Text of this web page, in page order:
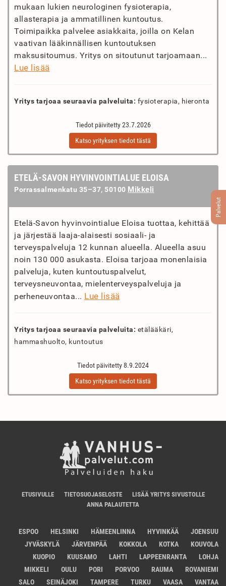
Palvelut
mukaan lukien neurologinen fysioterapia,
allasterapia ja ammatillinen kuntoutus.
Toimipaikka palvelee asiakkaita, joilla on Kelan
vaativan lääkinnällisen kuntoutuksen
maksusitoumus. Yritys on sitoutunut tarjoamaan...
Lue lisää
Yritys tarjoaa seuraavia palveluita: fysioterapia, hieronta
Tiedot päivitetty 23.7.2026
Katso yrityksen tiedot tästä
ETELÄ-SAVON HYVINVOINTIALUE ELOISA
Porrassalmenkatu 35–37, 50100 Mikkeli
Etelä-Savon hyvinvointialue Eloisa tuottaa, kehittää
ja järjestää laaja-alaisesti sosiaali- ja
terveyspalveluja 12 kunnan alueella. Alueella asuu
noin 130 000 asukasta. Eloisa tarjoaa monenlaisia
palveluja, kuten kuntoutuspalvelut,
terveysneuvontaa, mielenterveyspalveluja ja
perheneuvontaa... Lue lisää
Yritys tarjoaa seuraavia palveluita: etälääkäri,
hammashuolto, kuntoutus
Tiedot päivitetty 8.9.2024
Katso yrityksen tiedot tästä
ETUSIVULLE TIETOSUOJASELOSTE
LISÄÄ YRITYS SIVUSTOLLE
ANNA PALAUTETTA
ESPOO HELSINKI HÄMEENLINNA HYVINKÄÄ
JOENSUU
JYVÄSKYLÄ
JÄRVENPÄÄ KOKKOLA KOTKA
KOUVOLA
KUOPIO
KUUSAMO LAHTI LAPPEENRANTA
LOHJA
MIKKELI
OULU PORI PORVOO RAUMA
ROVANIEMI
SALO
SEINÄJOKI TAMPERE TURKU VAASA VANTAA